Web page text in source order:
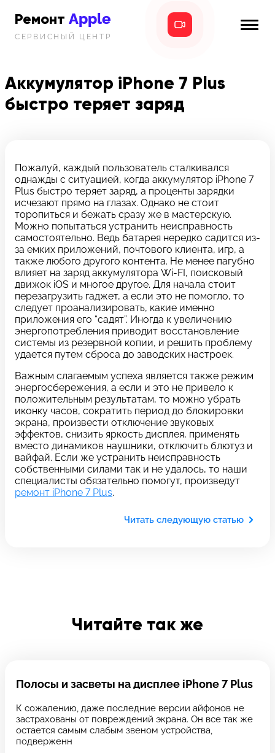
Ремонт Apple
СЕРВИСНЫЙ ЦЕНТР
iPad
MacBook
Новости
i-info
Телефон:
+7 (812) 409-39-75
Адрес:
8 Красноармейская, 18
Режим работы:
c 10:00 до 21:00
Связаться с нами
Аккумулятор iPhone 7 Plus
быстро теряет заряд
Пожалуй, каждый пользователь сталкивался
однажды с ситуацией, когда аккумулятор iPhone 7
Plus быстро теряет заряд, а проценты зарядки
исчезают прямо на глазах. Однако не стоит
торопиться и бежать сразу же в мастерскую.
Можно попытаться устранить неисправность
самостоятельно. Ведь батарея нередко садится из-
за емких приложений, почтового клиента, игр, а
также любого другого контента. Не менее пагубно
влияет на заряд аккумулятора Wi-FI, поисковый
движок iOS и многое другое. Для начала стоит
перезагрузить гаджет, а если это не помогло, то
следует проанализировать, какие именно
приложения его “садят”. Иногда к увеличению
энергопотребления приводит восстановление
системы из резервной копии, и решить проблему
удается путем сброса до заводских настроек.
Важным слагаемым успеха является также режим
энергосбережения, а если и это не привело к
положительным результатам, то можно убрать
иконку часов, сократить период до блокировки
экрана, произвести отключение звуковых
эффектов, снизить яркость дисплея, применять
вместо динамиков наушники, отключить блютуз и
вайфай. Если же устранить неисправность
собственными силами так и не удалось, то наши
специалисты обязательно помогут, произведут
ремонт iPhone 7 Plus.
Читать следующую статью
Читайте так же
Полосы и засветы на дисплее iPhone 7 Plus
К сожалению, даже последние версии айфонов не
застрахованы от повреждений экрана. Он все так же
остается самым слабым звеном устройства,
подверженн
Задать вопрос
*бесплатно
Заполните форму обратной
связи и ждите звонка:
Оставьте свой
отзыв
Заполните все необходимые поля
Введите имя